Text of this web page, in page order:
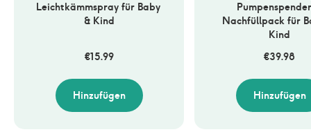
Leichtkämmspray für Baby
& Kind
€15.99
Hinzufügen
Nachfüllpack für
Kind
€39.98
Hinzufügen